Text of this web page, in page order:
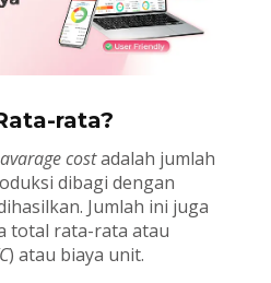
rata?
avarage costadalah jumlah
dibagi dengan
Jumlah ini juga
total rata-rata atau
) atau biaya unit.